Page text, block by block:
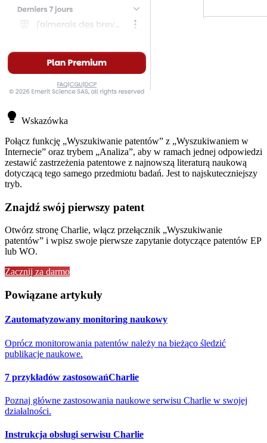
lightbulb Wskazówka
Połącz funkcję „Wyszukiwanie patentów” z „Wyszukiwaniem w
Internecie” oraz trybem „Analiza”, aby w ramach jednej odpowiedzi
zestawić zastrzeżenia patentowe z najnowszą literaturą naukową
dotyczącą tego samego przedmiotu badań. Jest to najskuteczniejszy
tryb.
Znajdź swój pierwszy patent
Otwórz stronę Charlie, włącz przełącznik „Wyszukiwanie
patentów” i wpisz swoje pierwsze zapytanie dotyczące patentów EP
lub WO.
Zacznij za darmo
Powiązane artykuły
Zautomatyzowany monitoring naukowy
Oprócz monitorowania patentów należy na bieżąco śledzić
publikacje naukowe.
7 przykładów zastosowańCharlie
Poznaj główne zastosowania naukowe serwisu Charlie w swojej
działalności.
Instrukcja obsługi serwisu Charlie